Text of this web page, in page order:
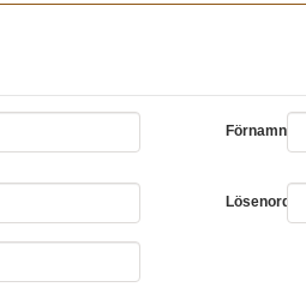
Förnamn
Lösenord